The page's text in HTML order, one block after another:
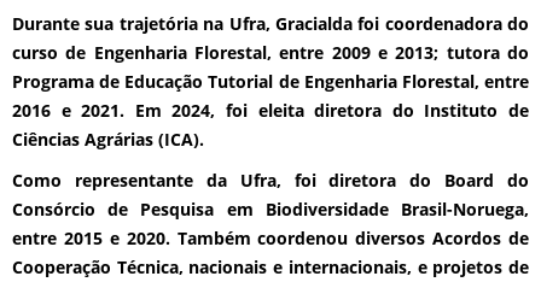
Durante sua trajetória na Ufra, Gracialda foi coordenadora do
curso de Engenharia Florestal, entre 2009 e 2013; tutora do
Programa de Educação Tutorial de Engenharia Florestal, entre
2016 e 2021. Em 2024, foi eleita diretora do Instituto de
Ciências Agrárias (ICA).
Como representante da Ufra, foi diretora do Board do
Consórcio de Pesquisa em Biodiversidade Brasil-Noruega,
entre 2015 e 2020. Também coordenou diversos Acordos de
Cooperação Técnica, nacionais e internacionais, e projetos de